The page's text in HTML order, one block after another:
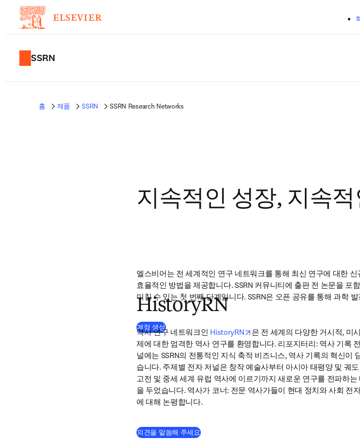
SSRN
홈 제품 SSRN SSRN Research Networks
지속적인 성장, 지속
엘스비어는 전 세계적인 연구 네트워크를 통해 최신 연구에 대한
효율적인 방법을 제공합니다. SSRN 커뮤니티에 출판 전 논문을 포
미칠 수 있는 첫 번째 단계입니다. SSRN은 오픈 공유를 통해 과학
계정 생성(
HistoryRN
역사 연구 네트워크인 HistoryRN opens in new tab/window
은 전 세계의 다양한 거시적, 미
제에 대한 엄격한 역사 연구를 환영합니다. 리포지터리: 역사 기록
널에는 SSRN의 전통적인 지식 축적 비즈니스, 역사 기록의 혁신이
습니다. 주제별 전자 저널은 창작 예술사부터 아시아 태평양 및 궤
고전 및 중세 세계 유럽 역사에 이르기까지 새로운 연구를 전파하는
을 두었습니다. 역사가 코너: 전문 역사가들이 현대 정치와 사회 전
에 대해 논평합니다.
의견을 말씀해 주세요(